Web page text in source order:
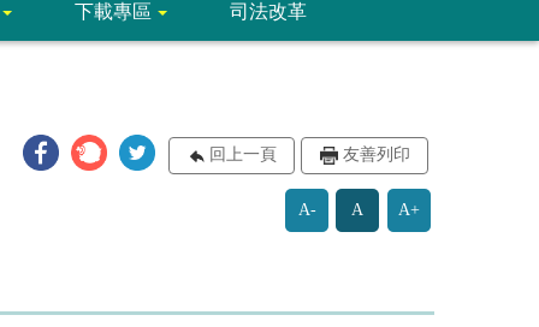
下載專區 司法改革
回上一頁 友善列印
A- A A+